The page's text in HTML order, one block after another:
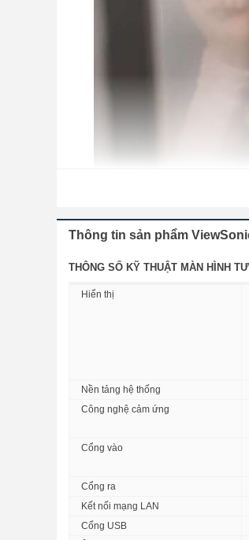
2. Kết nối USB-C – Một dây
Truyền dữ liệu, phát đa
Giữ không gian gọn gàng,
Thông tin sản phẩm
THÔNG SỐ KỸ THUẬT MÀN HÌNH
Hiển thị
Nền tảng hệ thống
Công nghệ cảm ứng
Cổng vào
Cổng ra
Kết nối mạng LAN
Cổng USB